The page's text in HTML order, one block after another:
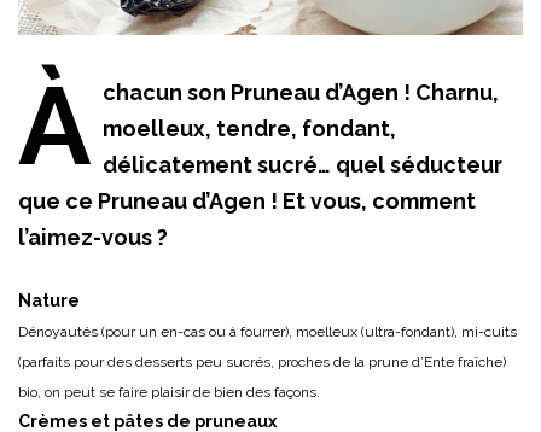
À chacun son Pruneau d’Agen ! Charnu,
moelleux, tendre, fondant,
délicatement sucré… quel séducteur
que ce Pruneau d’Agen ! Et vous, comment
l’aimez-vous ?
Nature
Dénoyautés (pour un en-cas ou à fourrer), moelleux (ultra-fondant), mi-cuits
(parfaits pour des desserts peu sucrés, proches de la prune d’Ente fraîche)
bio, on peut se faire plaisir de bien des façons.
Crèmes et pâtes de pruneaux